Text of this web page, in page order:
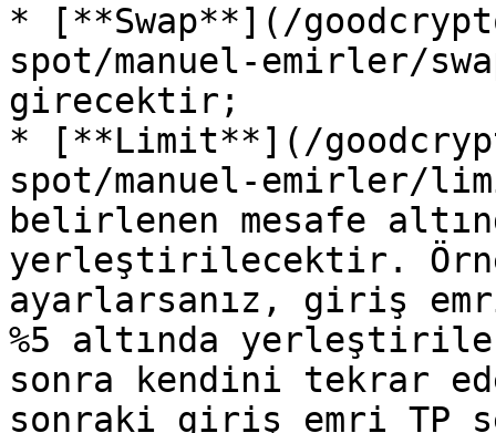
* [**Swap**](/
spot/manuel-emirler/
girecektir;
* [**Limit**](/
spot/manuel-emirler/
belirlenen mesafe
yerleştirilecektir.
ayarlarsanız, giriş
%5 altında
sonra kendini tekrar
sonraki giriş emri TP